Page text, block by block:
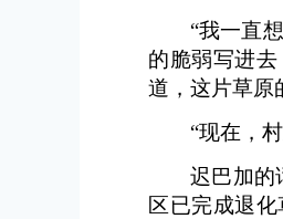
“我一直
的脆弱写进
道，这片草原
“现在，
迟巴加的
区已完成退